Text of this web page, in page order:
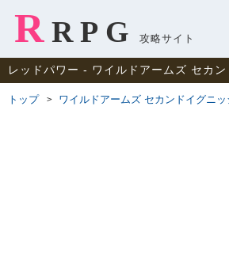
R RPG 攻略サイト
レッドパワー ‐ ワイルドアームズ セカ
トップ ワイルドアームズ セカンドイグニッ